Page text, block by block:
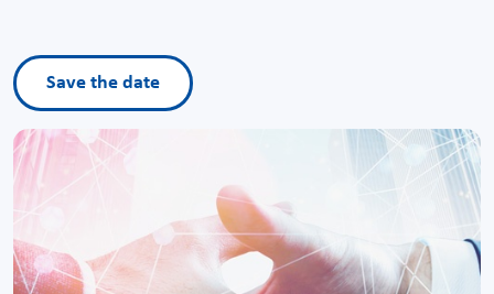
Save the date